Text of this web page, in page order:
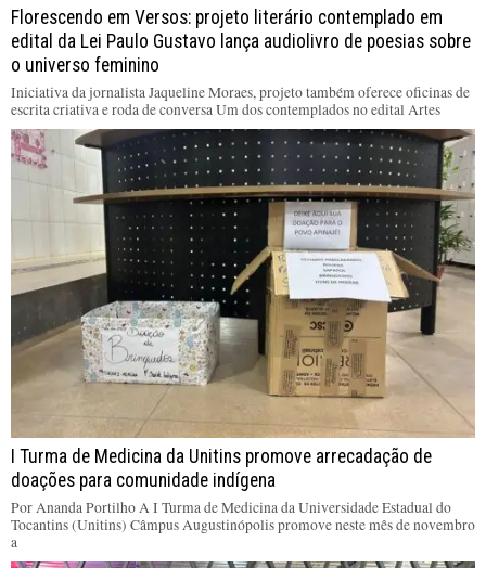
Florescendo em Versos: projeto literário contemplado em
edital da Lei Paulo Gustavo lança audiolivro de poesias sobre
o universo feminino
Iniciativa da jornalista Jaqueline Moraes, projeto também oferece oficinas de
escrita criativa e roda de conversa Um dos contemplados no edital Artes
I Turma de Medicina da Unitins promove arrecadação de
doações para comunidade indígena
Por Ananda Portilho A I Turma de Medicina da Universidade Estadual do
Tocantins (Unitins) Câmpus Augustinópolis promove neste mês de novembro
a